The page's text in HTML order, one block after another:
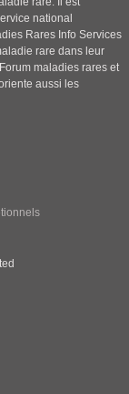
national
Rares Info Services
rare dans leur
maladies rares et
aussi les